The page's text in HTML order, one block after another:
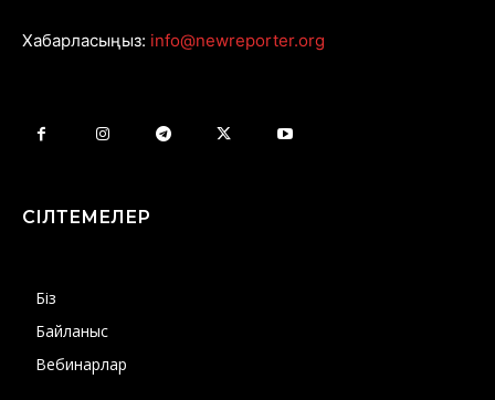
Хабарласыңыз: info@newreporter.org
СІЛТЕМЕЛЕР
Біз
Байланыс
Вебинарлар